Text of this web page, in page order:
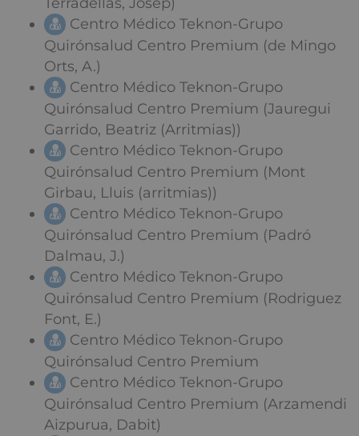
Centro Médico Teknon-Grupo
Quirónsalud Centro Premium (de Mingo
Orts, A.)
Centro Médico Teknon-Grupo
Quirónsalud Centro Premium (Jauregui
Garrido, Beatriz (Arritmias))
Centro Médico Teknon-Grupo
Quirónsalud Centro Premium (Mont
Girbau, Lluis (arritmias))
Centro Médico Teknon-Grupo
Quirónsalud Centro Premium (Padró
Dalmau, J.)
Centro Médico Teknon-Grupo
Quirónsalud Centro Premium (Rodriguez
Font, E.)
Centro Médico Teknon-Grupo
Quirónsalud Centro Premium
Centro Médico Teknon-Grupo
Quirónsalud Centro Premium (Arzamendi
Aizpurua, Dabit)